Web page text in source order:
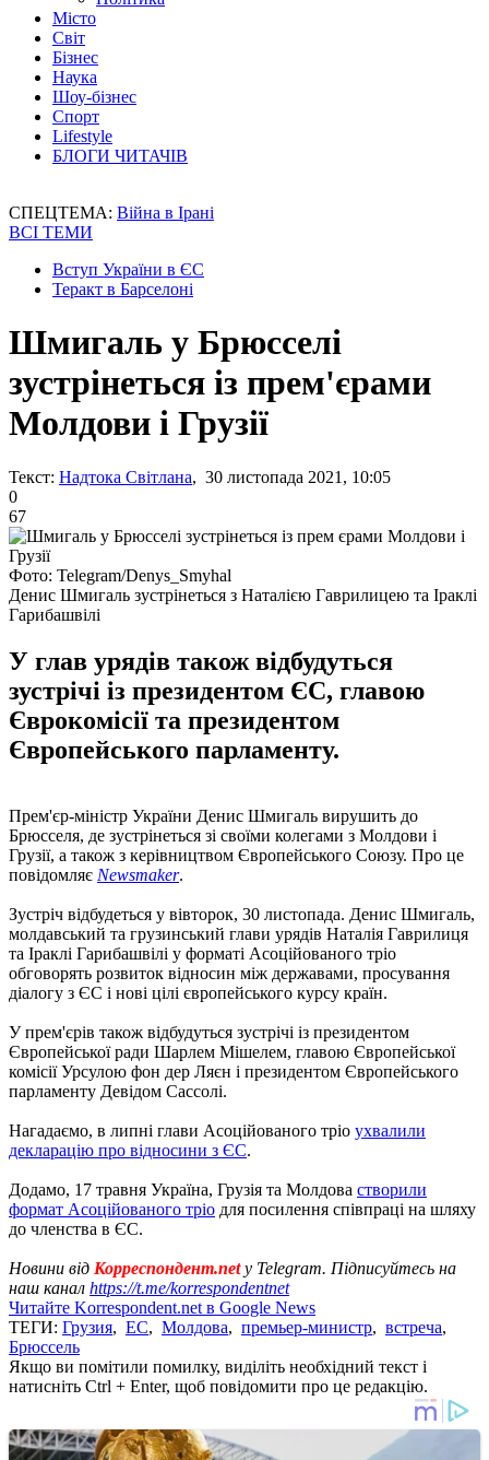
Місто
Світ
Бізнес
Наука
Шоу-бізнес
Спорт
Lifestyle
БЛОГИ ЧИТАЧІВ
СПЕЦТЕМА: Війна в Ірані
ВСІ ТЕМИ
Вступ України в ЄС
Теракт в Барселоні
Шмигаль у Брюсселі
зустрінеться із прем'єрами
Молдови і Грузії
Текст: Надтока Світлана, 30 листопада 2021, 10:05
0
67
Фото: Telegram/Denys_Smyhal
Денис Шмигаль зустрінеться з Наталією Гаврилицею та Іраклі
Гарибашвілі
У глав урядів також відбудуться
зустрічі із президентом ЄС, главою
Єврокомісії та президентом
Європейського парламенту.
Прем'єр-міністр України Денис Шмигаль вирушить до
Брюсселя, де зустрінеться зі своїми колегами з Молдови і
Грузії, а також з керівництвом Європейського Союзу. Про це
повідомляє Newsmaker.
Зустріч відбудеться у вівторок, 30 листопада. Денис Шмигаль,
молдавський та грузинський глави урядів Наталія Гаврилиця
та Іраклі Гарибашвілі у форматі Асоційованого тріо
обговорять розвиток відносин між державами, просування
діалогу з ЄС і нові цілі європейського курсу країн.
У прем'єрів також відбудуться зустрічі із президентом
Європейської ради Шарлем Мішелем, главою Європейської
комісії Урсулою фон дер Ляєн і президентом Європейського
парламенту Девідом Сассолі.
Нагадаємо, в липні глави Асоційованого тріо ухвалили
декларацію про відносини з ЄС.
Додамо, 17 травня Україна, Грузія та Молдова створили
формат Асоційованого тріо для посилення співпраці на шляху
до членства в ЄС.
Новини від Корреспондент.netу Telegram. Підписуйтесь на
наш канал https://t.me/korrespondentnet
Читайте Korrespondent.net в Google News
ТЕГИ: Грузия, ЕС, Молдова, премьер-министр, встреча,
Брюссель
Якщо ви помітили помилку, виділіть необхідний текст і
натисніть Ctrl + Enter, щоб повідомити про це редакцію.